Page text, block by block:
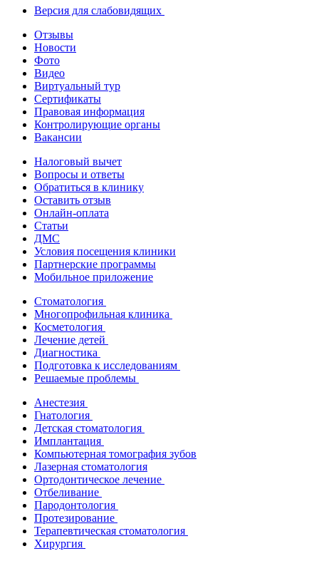
Версия для слабовидящих
Отзывы
Новости
Фото
Видео
Виртуальный тур
Сертификаты
Правовая информация
Контролирующие органы
Вакансии
Налоговый вычет
Вопросы и ответы
Обратиться в клинику
Оставить отзыв
Онлайн-оплата
Статьи
ДМС
Условия посещения клиники
Партнерские программы
Мобильное приложение
Стоматология
Многопрофильная клиника
Косметология
Лечение детей
Диагностика
Подготовка к исследованиям
Решаемые проблемы
Анестезия
Гнатология
Детская стоматология
Имплантация
Компьютерная томография зубов
Лазерная стоматология
Ортодонтическое лечение
Отбеливание
Пародонтология
Протезирование
Терапевтическая стоматология
Хирургия